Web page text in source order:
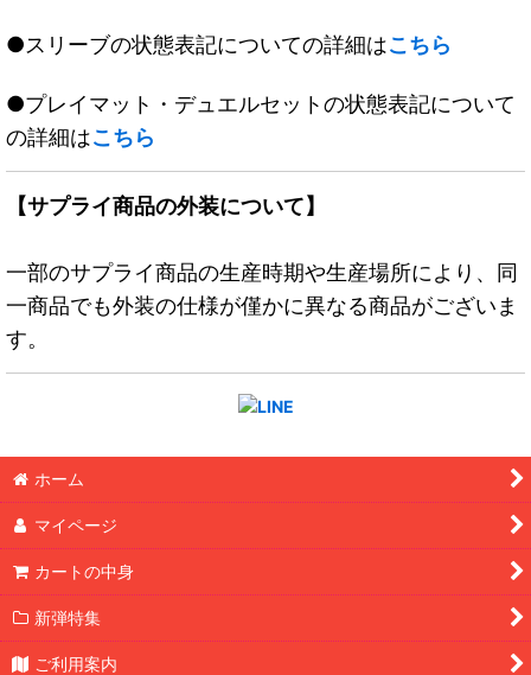
●スリーブの状態表記についての詳細はこちら
●プレイマット・デュエルセットの状態表記について
の詳細はこちら
【サプライ商品の外装について】
一部のサプライ商品の生産時期や生産場所により、同
一商品でも外装の仕様が僅かに異なる商品がございま
す。
ホーム
マイページ
カートの中身
新弾特集
ご利用案内